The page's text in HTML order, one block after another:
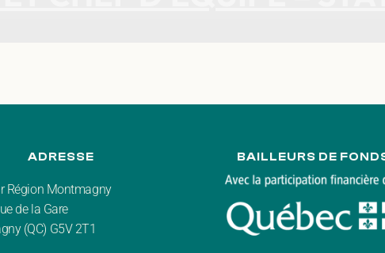
Région Montmagny
de la Gare
(QC) G5V 2T1
ADRESSE BAILLEURS DE